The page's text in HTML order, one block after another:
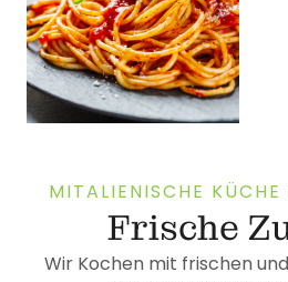
MITALIENISCHE
Frische
Wir Kochen mit frischen